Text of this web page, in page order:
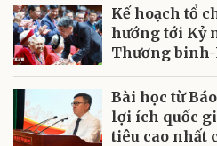
Kế hoạch tổ
hướng tới Kỷ
Thương binh-
Bài học từ
lợi ích quốc
tiêu cao nhất